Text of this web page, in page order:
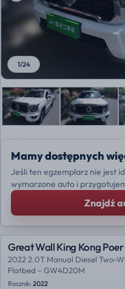
1/24
Mamy dostępnych
Jeśli ten egzemplarz nie jest
wymarzone auto i
Znajdź
Great Wall King Kong Poer
2022 2.0T Manual Diesel Two-
Flatbed – GW4D20M
Rocznik: 2022